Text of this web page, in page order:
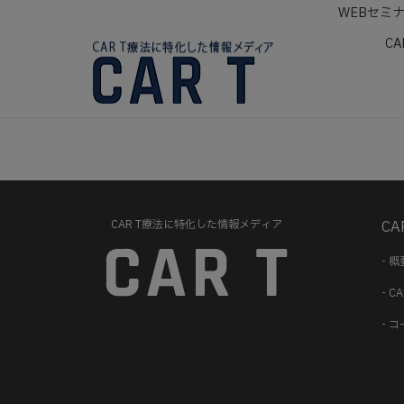
WEBセミ
CAR T療法に特化した情報メディア
- 概
-
- コ